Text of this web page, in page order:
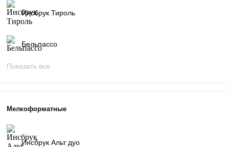
Инсбрук Тироль
Бельпассо
Показать все
Мелкоформатные
Инсбрук Альт дуо